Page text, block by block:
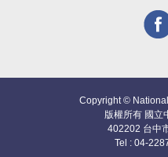
Copyright ©
版權所有 國立
402202 台中
Tel : 04-